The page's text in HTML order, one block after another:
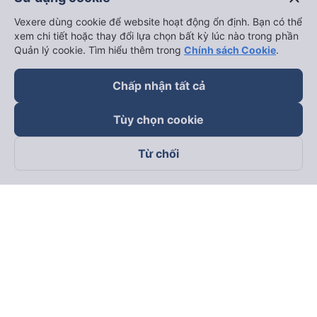
Theo dõi chúng tôi trên
Vexere dùng cookie để website hoạt động ổn định. Bạn có thể
xem chi tiết hoặc thay đổi lựa chọn bất kỳ lúc nào trong phần
Quản lý cookie. Tìm hiểu thêm trong Chính sách Cookie.
Chấp nhận tất cả
Tùy chọn cookie
Từ chối